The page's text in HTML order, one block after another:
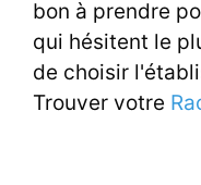
bon à prendre
qui hésitent le
de choisir
Trouver votre